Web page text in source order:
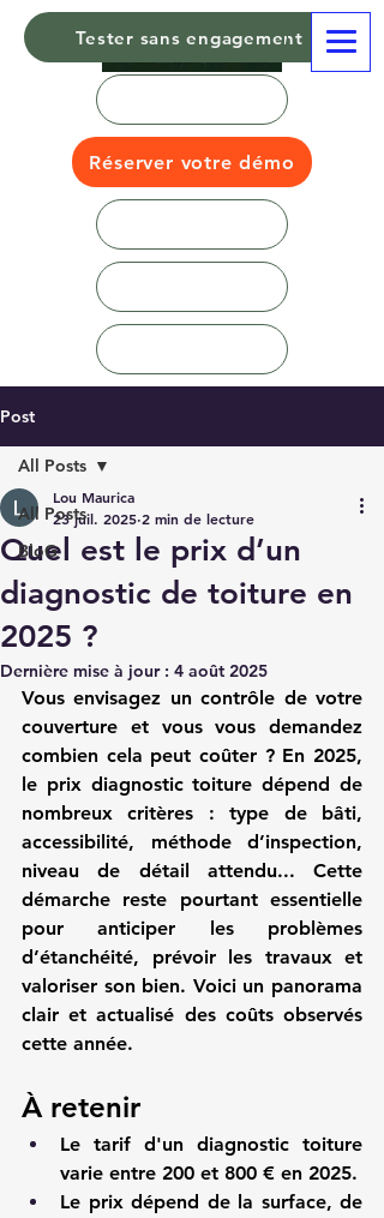
Tester sans engagement
Réserver votre démo
Post
All Posts
BloG
All Posts
Quel est le prix d’un
diagnostic de toiture en
2025 ?
Lou Maurica
23 juil. 2025 2 min de lecture
Dernière mise à jour : 4 août 2025
Vous envisagez un contrôle de votre
couverture et vous vous demandez
combien cela peut coûter ? En 2025,
le prix diagnostic toiture dépend de
nombreux critères : type de bâti,
accessibilité, méthode d’inspection,
niveau de détail attendu... Cette
démarche reste pourtant essentielle
pour anticiper les problèmes
d’étanchéité, prévoir les travaux et
valoriser son bien. Voici un panorama
clair et actualisé des coûts observés
cette année.
À retenir
Le tarif d'un diagnostic toiture
varie entre 200 et 800 € en 2025.
Le prix dépend de la surface, de